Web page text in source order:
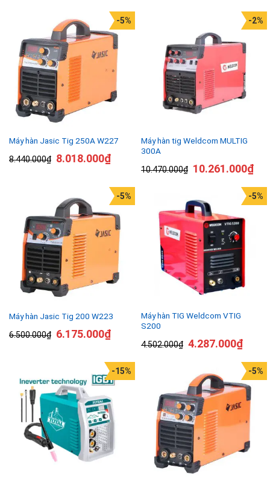
Máy hàn Jasic Tig 250A W227
8.440.000₫
-5%
8.018.000₫
Máy hàn tig Weldcom MULTIG
300A
10.470.000₫
-2%
10.261.000₫
Máy hàn Jasic Tig 200 W223
6.500.000₫
-5%
6.175.000₫
Máy hàn TIG Weldcom VTIG
S200
4.502.000₫
-5%
4.287.000₫
-15% -5%